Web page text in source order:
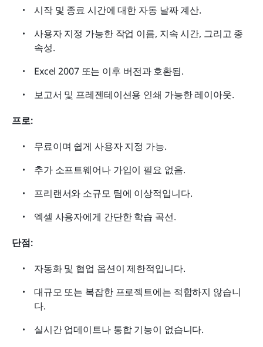
시작 및 종료 시간에 대한 자동 날짜 계산.
사용자 지정 가능한 작업 이름, 지속 시간, 그리고 종
속성.
Excel 2007 또는 이후 버전과 호환됨.
보고서 및 프레젠테이션용 인쇄 가능한 레이아웃.
프로:
무료이며 쉽게 사용자 지정 가능.
추가 소프트웨어나 가입이 필요 없음.
프리랜서와 소규모 팀에 이상적입니다.
엑셀 사용자에게 간단한 학습 곡선.
단점:
자동화 및 협업 옵션이 제한적입니다.
대규모 또는 복잡한 프로젝트에는 적합하지 않습니
다.
실시간 업데이트나 통합 기능이 없습니다.